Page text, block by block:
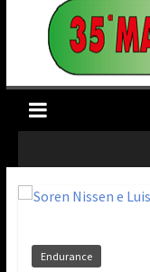
Endurance